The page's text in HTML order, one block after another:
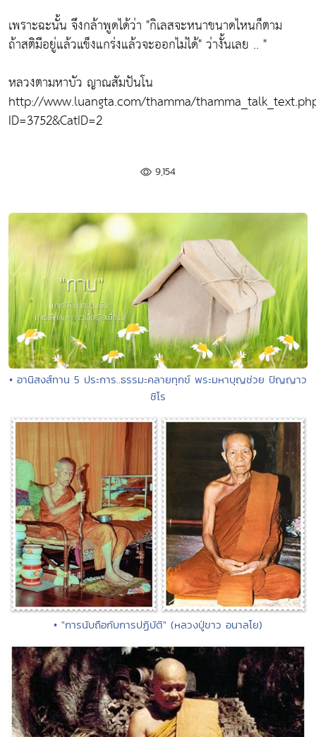
เพราะฉะนั้น จึงกล้าพูดได้ว่า "กิเลสจะหนาขนาดไหนก็ตาม
ถ้าสติมีอยู่แล้วแข็งแกร่งแล้วจะออกไม่ได้"ว่างั้นเลย .. "
หลวงตามหาบัว ญาณสัมปันโน
http://www.luangta.com/thamma/
ID=3752&CatID=2
9,154
• อานิสงส์ทาน 5 ประการ..ธรรมะคลายทุกข์ พระมหาบุญช่วย ปัญญาว
ชิโร
• "การนับถือกับการปฏิบัติ" (หลวงปู่ขาว อนาลโย)